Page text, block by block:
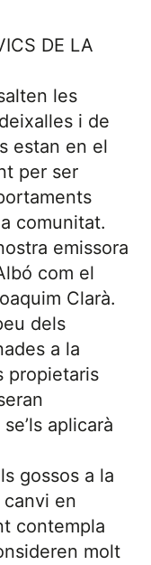
DE LA
les
i de
estan en el
per ser
comunitat.
emissora
com el
Clarà.
dels
a la
propietaris
aplicarà
gossos a la
en
contempla
molt